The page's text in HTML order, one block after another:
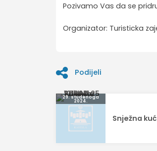
Pozivamo Vas da se
Organizator: Turisticka
Podijeli
Navigacija
objava
29. studenoga
2024.
Snježna